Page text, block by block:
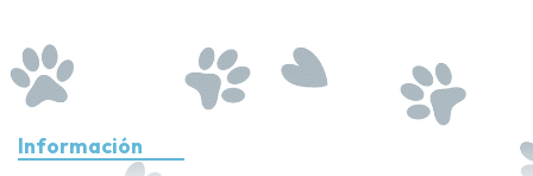
Información